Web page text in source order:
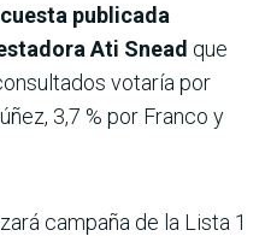
publicada
Ati Snead que
votaría por
3,7 % por Franco y
campaña de la Lista 1